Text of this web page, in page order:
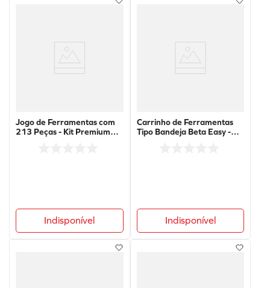
Jogo de Ferramentas com
213 Peças - Kit Premium
Indisponível
Carrinho de Ferramentas
Tipo Bandeja Beta Easy -
Indisponível